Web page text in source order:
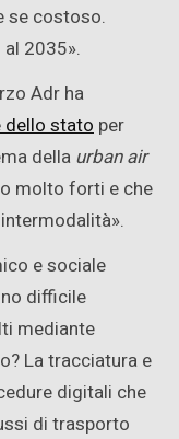
se costoso.
2035».
Adr ha
dello stato per
della urban air
molto forti e che
e sociale
difficile
mediante
La tracciatura e
digitali che
di trasporto